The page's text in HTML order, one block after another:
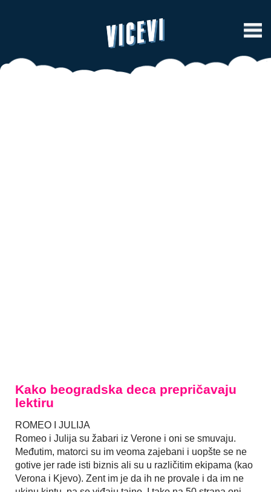
Kako beogradska deca prepričavaju
lektiru
ROMEO I JULIJA
Romeo i Julija su žabari iz Verone i oni se smuvaju.
Međutim, matorci su im veoma zajebani i uopšte se ne
gotive jer rade isti biznis ali su u različitim ekipama (kao
Verona i Kjevo). Zent im je da ih ne provale i da im ne